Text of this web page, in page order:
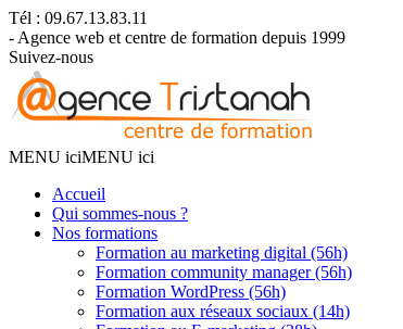
Tél : 09.67.13.83.11
- Agence web et centre de formation depuis 1999
Suivez-nous
MENU iciMENU ici
Accueil
Qui sommes-nous ?
Nos formations
Formation au marketing digital (56h)
Formation community manager (56h)
Formation WordPress (56h)
Formation aux réseaux sociaux (14h)